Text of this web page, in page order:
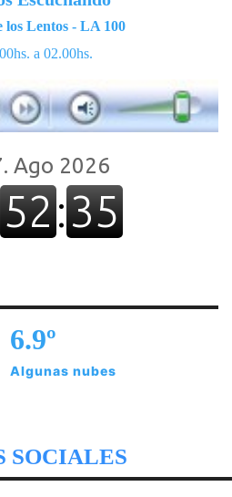
los Lentos - LA 100
a 02.00hs.
6.9º
Algunas nubes
SOCIALES